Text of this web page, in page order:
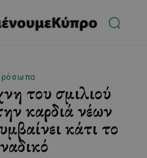
του σμιλιού
καρδιά νέων
κάτι το